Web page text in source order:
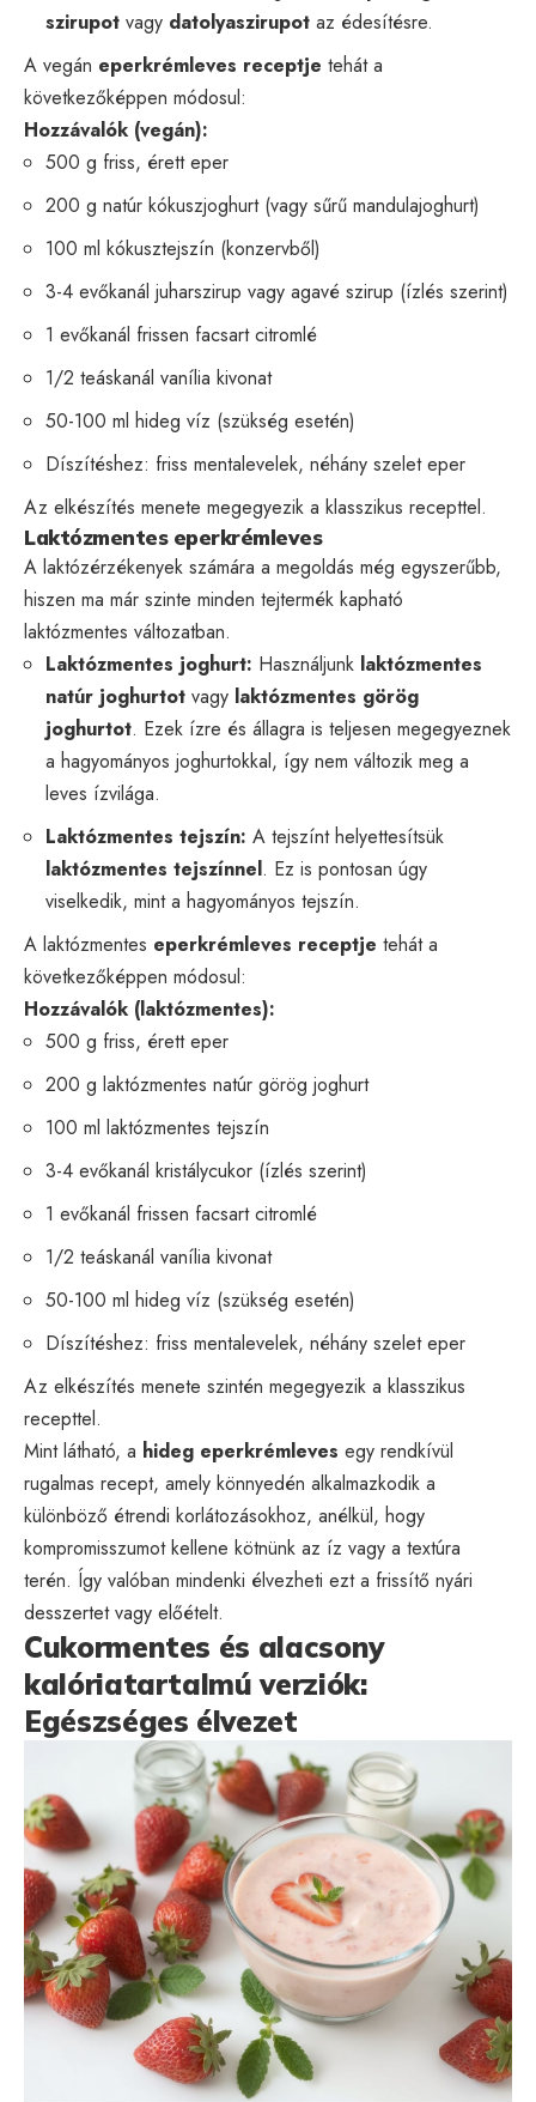
szirupot vagy datolyaszirupot az édesítésre.
A vegán eperkrémleves receptje tehát a
következőképpen módosul:
Hozzávalók (vegán):
500 g friss, érett eper
200 g natúr kókuszjoghurt (vagy sűrű mandulajoghurt)
100 ml kókusztejszín (konzervből)
3-4 evőkanál juharszirup vagy agavé szirup (ízlés szerint)
1 evőkanál frissen facsart citromlé
1/2 teáskanál vanília kivonat
50-100 ml hideg víz (szükség esetén)
Díszítéshez: friss mentalevelek, néhány szelet eper
Az elkészítés menete megegyezik a klasszikus recepttel.
Laktózmentes eperkrémleves
A laktózérzékenyek számára a megoldás még egyszerűbb,
hiszen ma már szinte minden tejtermék kapható
laktózmentes változatban.
Laktózmentes joghurt: Használjunk laktózmentes
natúr joghurtot vagy laktózmentes görög
joghurtot. Ezek ízre és állagra is teljesen megegyeznek
a hagyományos joghurtokkal, így nem változik meg a
leves ízvilága.
Laktózmentes tejszín: A tejszínt helyettesítsük
laktózmentes tejszínnel. Ez is pontosan úgy
viselkedik, mint a hagyományos tejszín.
A laktózmentes eperkrémleves receptje tehát a
következőképpen módosul:
Hozzávalók (laktózmentes):
500 g friss, érett eper
200 g laktózmentes natúr görög joghurt
100 ml laktózmentes tejszín
3-4 evőkanál kristálycukor (ízlés szerint)
1 evőkanál frissen facsart citromlé
1/2 teáskanál vanília kivonat
50-100 ml hideg víz (szükség esetén)
Díszítéshez: friss mentalevelek, néhány szelet eper
Az elkészítés menete szintén megegyezik a klasszikus
recepttel.
Mint látható, a hideg eperkrémleves egy rendkívül
rugalmas recept, amely könnyedén alkalmazkodik a
különböző étrendi korlátozásokhoz, anélkül, hogy
kompromisszumot kellene kötnünk az íz vagy a textúra
terén. Így valóban mindenki élvezheti ezt a frissítő nyári
desszertet vagy előételt.
Cukormentes és alacsony
kalóriatartalmú verziók:
Egészséges élvezet